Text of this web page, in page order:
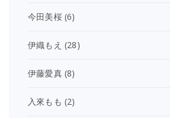
今田美桜(6)
伊織もえ (28)
伊藤愛真(8)
入來もも (2)